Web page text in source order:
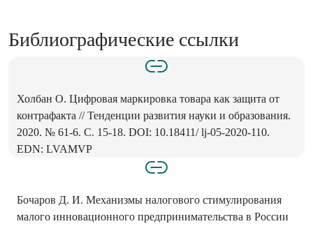
Библиографические ссылки
Холбан О. Цифровая маркировка товара как защита от
контрафакта // Тенденции развития науки и образования.
2020. № 61-6. С. 15-18. DOI: 10.18411/ lj-05-2020-110.
EDN: LVAMVP
Бочаров Д. И. Механизмы налогового стимулирования
малого инновационного предпринимательства в России